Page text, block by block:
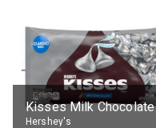
Kisses Milk Chocolate
Hershey's